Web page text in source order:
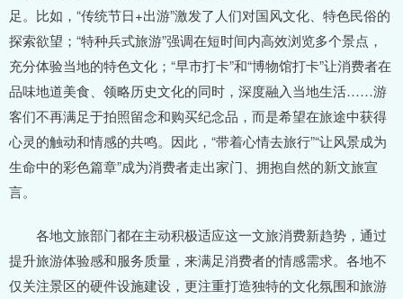
足。比如，“传统节日+出游”激发了人们对国风文化、特色民俗的
探索欲望；“特种兵式旅游”强调在短时间内高效浏览多个景点，
充分体验当地的特色文化；“早市打卡”和“博物馆打卡”让消费者在
品味地道美食、领略历史文化的同时，深度融入当地生活……游
客们不再满足于拍照留念和购买纪念品，而是希望在旅途中获得
心灵的触动和情感的共鸣。因此，“带着心情去旅行”“让风景成为
生命中的彩色篇章”成为消费者走出家门、拥抱自然的新文旅宣
言。
各地文旅部门都在主动积极适应这一文旅消费新趋势，通过
提升旅游体验感和服务质量，来满足消费者的情感需求。各地不
仅关注景区的硬件设施建设，更注重打造独特的文化氛围和旅游